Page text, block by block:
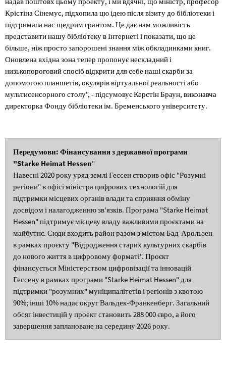
Крістіна Сінемус, підхопила цю ідею після візиту до бібліотеки і
підтримала нас щедрим грантом. Це дає нам можливість
представити нашу бібліотеку в Інтернеті і показати, що це
більше, ніж просто запорошені знання між обкладинками книг.
Оновлена вхідна зона тепер пропонує нескладний і
низькопороговий спосіб відкрити для себе наші скарби за
допомогою планшетів, окулярів віртуальної реальності або
мультисенсорного столу", - підсумовує Керстін Браун, виконавча
директорка Фонду бібліотеки ім. Бременського університету.
Передумови: Фінансування з державної програми
"Starke Heimat Hessen"
Навесні 2020 року уряд землі Гессен створив офіс "Розумні
регіони" в офісі міністра цифрових технологій для
підтримки місцевих органів влади та сприяння обміну
досвідом і налагодженню зв'язків. Програма "Starke Heimat
Hessen" підтримує місцеву владу важливими проєктами на
майбутнє. Сюди входить район разом з містом Бад-Арользен
в рамках проєкту "Відродження старих культурних скарбів
до нового життя в цифровому форматі". Проєкт
фінансується Міністерством цифровізації та інновацій
Гессену в рамках програми "Starke Heimat Hessen" для
підтримки "розумних" муніципалітетів і регіонів з квотою
90%; інші 10% надає округ Вальдек-Франкенберг. Загальний
обсяг інвестицій у проект становить 288 000 євро, а його
завершення заплановане на середину 2026 року.